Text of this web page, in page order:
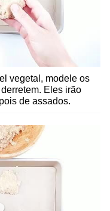
vegetal, modele os
Eles irão
de assados.